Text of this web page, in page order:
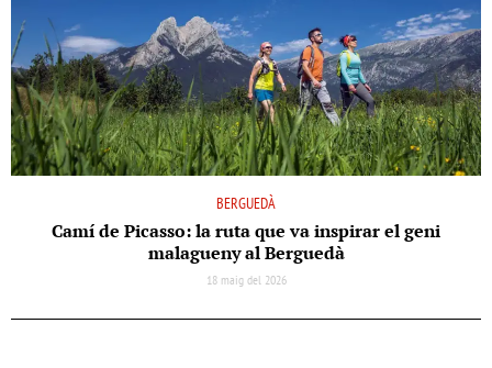
BERGUEDÀ
Camí de Picasso: la ruta que va inspirar el geni
malagueny al Berguedà
18 maig del 2026